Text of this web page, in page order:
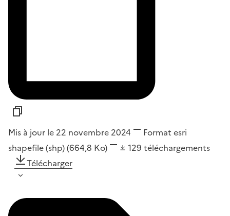
Mis à jour le 22 novembre 2024 Format esri
shapefile (shp)(664,8 Ko) 129 téléchargements
Télécharger